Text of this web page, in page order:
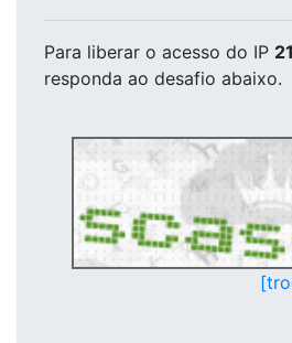
Para liberar o acesso do IP
responda ao desafio abaixo.